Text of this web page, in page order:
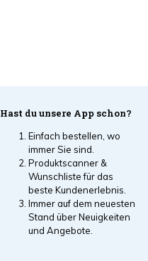
Hast du unsere App schon?
Einfach bestellen, wo
immer Sie sind.
Produktscanner &
Wunschliste für das
beste Kundenerlebnis.
Immer auf dem neuesten
Stand über Neuigkeiten
und Angebote.